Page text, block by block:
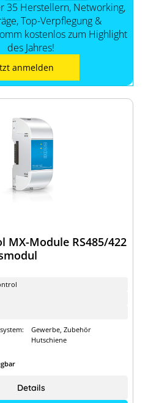
35 Herstellern, Networking,
Top-Verpflegung &
kostenlos zum Highlight
des Jahres!
anmelden
MX-Module RS485/422
Gewerbe, Zubehör
Hutschiene
Details